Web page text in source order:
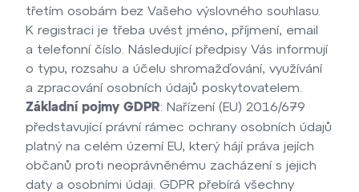
třetím osobám bez Vašeho výslovného souhlasu.
K registraci je třeba uvést jméno, příjmení, email
a telefonní číslo. Následující předpisy Vás informují
o typu, rozsahu a účelu shromažďování, využívání
a zpracování osobních údajů poskytovatelem.
Základní pojmy GDPR: Nařízení (EU) 2016/679
představující právní rámec ochrany osobních údajů
platný na celém území EU, který hájí práva jejích
občanů proti neoprávněnému zacházení s jejich
daty a osobními údaji. GDPR přebírá všechny